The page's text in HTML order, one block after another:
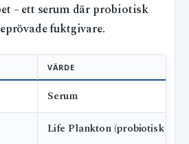
– ett serum där probiotisk
fuktgivare.
VÄRDE
Serum
Life Plankton (probiotisk